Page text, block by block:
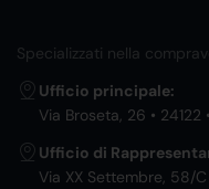
Specializzati nella
Ufficio principale:
Via Broseta, 26 • 24122
Ufficio di
Via XX Settembre, 58/